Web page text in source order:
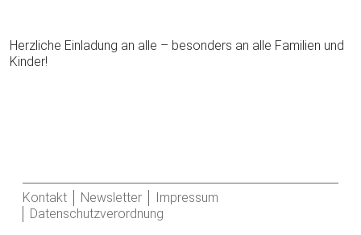
Herzliche Einladung an alle – besonders an alle Familien und
Kinder!
Kontakt Newsletter
Impressum
Datenschutzverordnung